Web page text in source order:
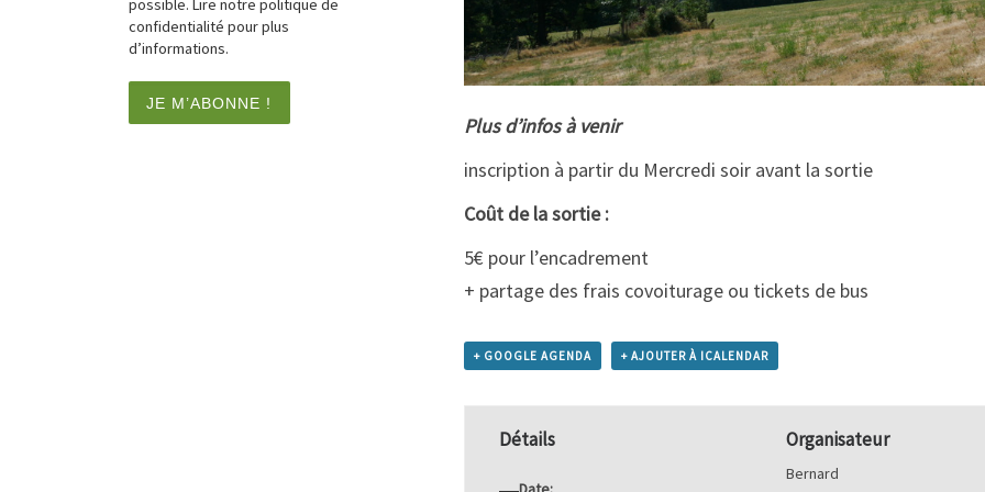
Plus d’infos à venir
inscription à partir du Mercredi soir avant la sortie
Coût de la sortie :
5€ pour l’encadrement
+ partage des frais covoiturage ou tickets de bus
+ GOOGLE AGENDA + AJOUTER À ICALENDAR
Détails Organisateur
Bernard
possible. Lire notre politique de
confidentialité pour plus
d’informations.